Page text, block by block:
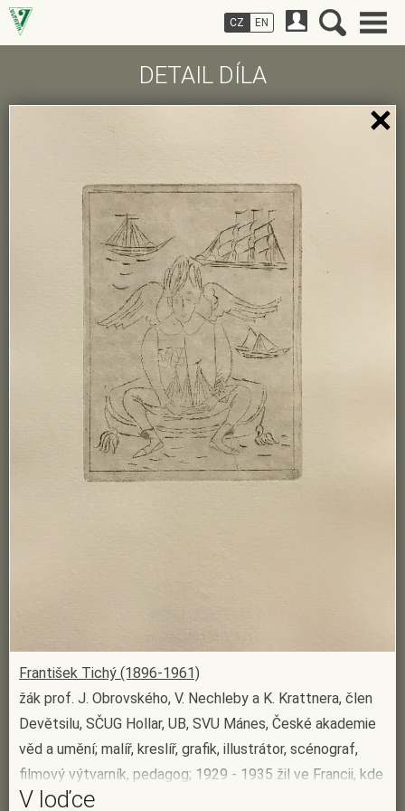
DETAIL DÍLA
František Tichý (1896-1961)
žák prof. J. Obrovského, V. Nechleby a K. Krattnera, člen
Devětsilu, SČUG Hollar, UB, SVU Mánes, České akademie
věd a umění; malíř, kreslíř, grafik, illustrátor, scénograf,
filmový výtvarník, pedagog; 1929 - 1935 žil ve Francii, kde
umělecky dozrál; pracoval také v cirkuse a atmosférou
V loďce
CZ EN